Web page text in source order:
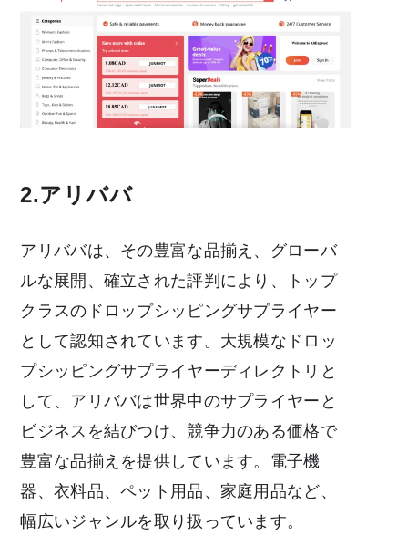
2.アリババ
アリババは、その豊富な品揃え、グローバ
ルな展開、確立された評判により、トップ
クラスのドロップシッピングサプライヤー
として認知されています。大規模なドロッ
プシッピングサプライヤーディレクトリと
して、アリババは世界中のサプライヤーと
ビジネスを結びつけ、競争力のある価格で
豊富な品揃えを提供しています。電子機
器、衣料品、ペット用品、家庭用品など、
幅広いジャンルを取り扱っています。